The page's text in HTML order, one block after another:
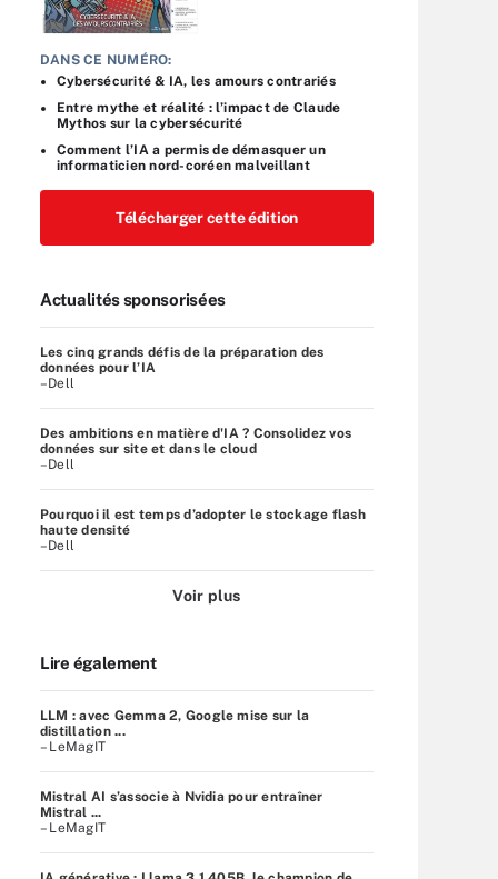
DANS CE NUMÉRO:
Cybersécurité & IA, les amours contrariés
Entre mythe et réalité : l’impact de Claude
Mythos sur la cybersécurité
Comment l’IA a permis de démasquer un
informaticien nord-coréen malveillant
Télécharger cette édition
Actualités sponsorisées
Les cinq grands défis de la préparation des
données pour l’IA
–Dell
Des ambitions en matière d'IA ? Consolidez vos
données sur site et dans le cloud
–Dell
Pourquoi il est temps d’adopter le stockage flash
haute densité
–Dell
Voir plus
Lire également
LLM : avec Gemma 2, Google mise sur la
distillation ...
– LeMagIT
Mistral AI s’associe à Nvidia pour entraîner
Mistral ...
– LeMagIT